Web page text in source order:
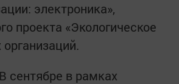
электроника»,
проекта «Экологическое
сентябре в рамках